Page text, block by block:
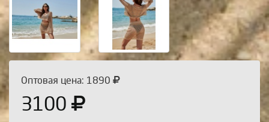
Оптовая цена: 1890
3100